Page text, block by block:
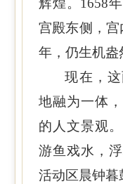
辉煌。1658
宫殿东侧，
年，仍生机盎
现在，
地融为一体
的人文景观
游鱼戏水，
活动区晨钟